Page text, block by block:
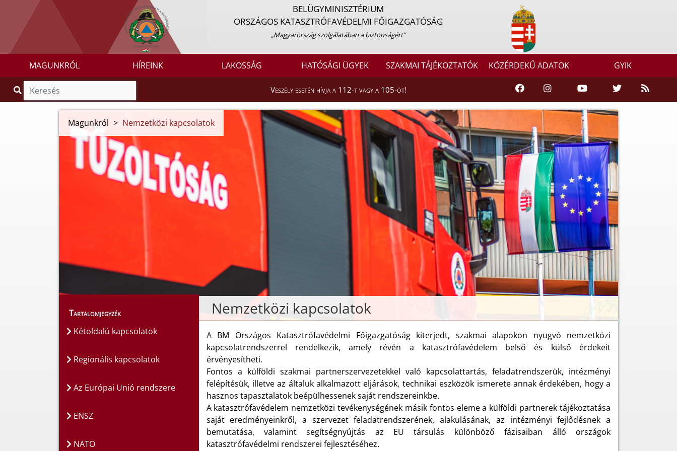
BELÜGYMINISZTÉRIUM
ORSZÁGOS KATASZTRÓFAVÉDELMI FŐIGAZGATÓSÁG
„Magyarország szolgálatában a biztonságért”
MAGUNKRÓL HÍREINK LAKOSSÁG HATÓSÁGI ÜGYEK SZAKMAI TÁJÉKOZTATÓK KÖZÉRDEKŰ ADATOK GYIK
Veszély esetén hívja a 112-t vagy a 105-öt!
Magunkról > Nemzetközi kapcsolatok
Tartalomjegyzék
Kétoldalú kapcsolatok
Regionális kapcsolatok
Az Európai Unió rendszere
ENSZ
NATO
Nemzetközi kapcsolatok
A BM Országos Katasztrófavédelmi Főigazgatóság kiterjedt, szakmai alapokon nyugvó nemzetközi
kapcsolatrendszerrel rendelkezik, amely révén a katasztrófavédelem belső és külső érdekeit
érvényesítheti.
Fontos a külföldi szakmai partnerszervezetekkel való kapcsolattartás, feladatrendszerük, intézményi
felépítésük, illetve az általuk alkalmazott eljárások, technikai eszközök ismerete annak érdekében, hogy a
hasznos tapasztalatok beépülhessenek saját rendszereinkbe.
A katasztrófavédelem nemzetközi tevékenységének másik fontos eleme a külföldi partnerek tájékoztatása
saját eredményeinkről, a szervezet feladatrendszerének, alakulásának, az intézményi fejlődésnek a
bemutatása, valamint segítségnyújtás az EU társulás különböző fázisaiban álló országok
katasztrófavédelmi rendszerei fejlesztéséhez.